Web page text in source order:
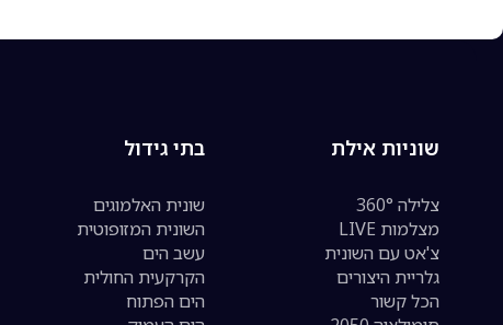
שוניות אילת
צלילה 360°
מצלמות LIVE
צ'אט עם השונית
גלריית היצורים
הכל קשור
בתי גידול
שונית האלמוגים
השונית המזופוטית
עשב הים
הקרקעית החולית
הים הפתוח